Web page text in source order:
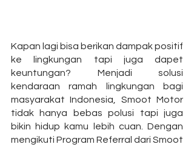
Kapan lagi bisa berikan dampak positif
ke lingkungan tapi juga dapet
keuntungan? Menjadi solusi
kendaraan ramah lingkungan bagi
masyarakat Indonesia, Smoot Motor
tidak hanya bebas polusi tapi juga
bikin hidup kamu lebih cuan. Dengan
mengikuti Program Referral dari Smoot